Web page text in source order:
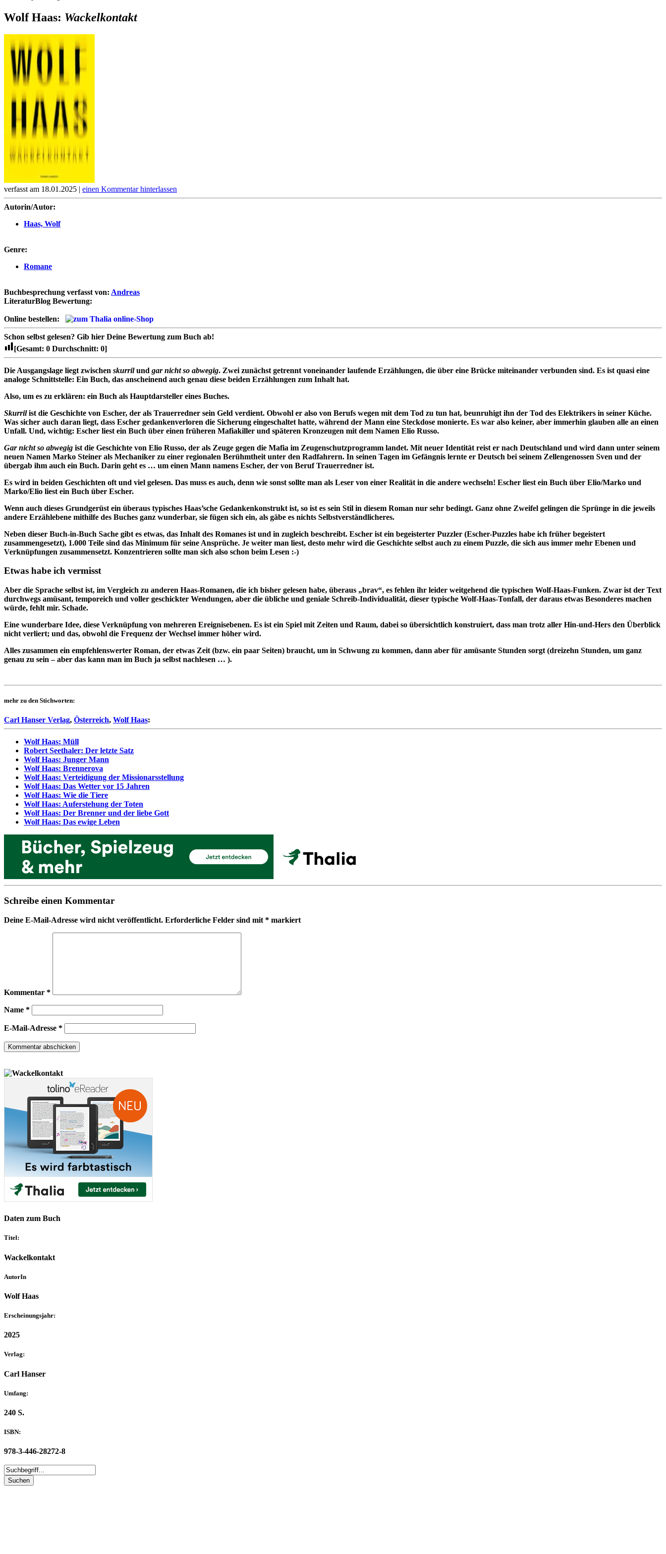
Wolf Haas: Wackelkontakt
verfasst am 18.01.2025 | einen Kommentar hinterlassen
Autorin/Autor:
Haas, Wolf
Genre:
Romane
Buchbesprechung verfasst von: Andreas
LiteraturBlog Bewertung:
Online bestellen:
Schon selbst gelesen? Gib hier Deine Bewertung zum Buch ab!
[Gesamt: 0 Durchschnitt: 0]
Die Ausgangslage liegt zwischen skurrilund gar nicht so abwegig. Zwei zunächst getrennt voneinander laufende Erzählungen, die über eine Brücke miteinander verbunden sind. Es ist quasi eine
analoge Schnittstelle: Ein Buch, das anscheinend auch genau diese beiden Erzählungen zum Inhalt hat.
Also, um es zu erklären: ein Buch als Hauptdarsteller eines Buches.
Skurrilist die Geschichte von Escher, der als Trauerredner sein Geld verdient. Obwohl er also von Berufs wegen mit dem Tod zu tun hat, beunruhigt ihn der Tod des Elektrikers in seiner Küche.
Was sicher auch daran liegt, dass Escher gedankenverloren die Sicherung eingeschaltet hatte, während der Mann eine Steckdose monierte. Es war also keiner, aber immerhin glauben alle an einen
Unfall. Und, wichtig: Escher liest ein Buch über einen früheren Mafiakiller und späteren Kronzeugen mit dem Namen Elio Russo.
Gar nicht so abwegig ist die Geschichte von Elio Russo, der als Zeuge gegen die Mafia im Zeugenschutzprogramm landet. Mit neuer Identität reist er nach Deutschland und wird dann unter seinem
neuen Namen Marko Steiner als Mechaniker zu einer regionalen Berühmtheit unter den Radfahrern. In seinen Tagen im Gefängnis lernte er Deutsch bei seinem Zellengenossen Sven und der
übergab ihm auch ein Buch. Darin geht es … um einen Mann namens Escher, der von Beruf Trauerredner ist.
Es wird in beiden Geschichten oft und viel gelesen. Das muss es auch, denn wie sonst sollte man als Leser von einer Realität in die andere wechseln! Escher liest ein Buch über Elio/Marko und
Marko/Elio liest ein Buch über Escher.
Wenn auch dieses Grundgerüst ein überaus typisches Haas’sche Gedankenkonstrukt ist, so ist es sein Stil in diesem Roman nur sehr bedingt. Ganz ohne Zweifel gelingen die Sprünge in die jeweils
andere Erzählebene mithilfe des Buches ganz wunderbar, sie fügen sich ein, als gäbe es nichts Selbstverständlicheres.
Neben dieser Buch-in-Buch Sache gibt es etwas, das Inhalt des Romanes ist und in zugleich beschreibt. Escher ist ein begeisterter Puzzler (Escher-Puzzles habe ich früher begeistert
zusammengesetzt), 1.000 Teile sind das Minimum für seine Ansprüche. Je weiter man liest, desto mehr wird die Geschichte selbst auch zu einem Puzzle, die sich aus immer mehr Ebenen und
Verknüpfungen zusammensetzt. Konzentrieren sollte man sich also schon beim Lesen :-)
Etwas habe ich vermisst
Aber die Sprache selbst ist, im Vergleich zu anderen Haas-Romanen, die ich bisher gelesen habe, überaus „brav“, es fehlen ihr leider weitgehend die typischen Wolf-Haas-Funken. Zwar ist der Text
durchwegs amüsant, temporeich und voller geschickter Wendungen, aber die übliche und geniale Schreib-Individualität, dieser typische Wolf-Haas-Tonfall, der daraus etwas Besonderes machen
würde, fehlt mir. Schade.
Eine wunderbare Idee, diese Verknüpfung von mehreren Ereignisebenen. Es ist ein Spiel mit Zeiten und Raum, dabei so übersichtlich konstruiert, dass man trotz aller Hin-und-Hers den Überblick
nicht verliert; und das, obwohl die Frequenz der Wechsel immer höher wird.
Alles zusammen ein empfehlenswerter Roman, der etwas Zeit (bzw. ein paar Seiten) braucht, um in Schwung zu kommen, dann aber für amüsante Stunden sorgt (dreizehn Stunden, um ganz
genau zu sein – aber das kann man im Buch ja selbst nachlesen … ).
mehr zu den Stichworten:
Carl Hanser Verlag, Österreich, Wolf Haas:
Wolf Haas: Müll
Robert Seethaler: Der letzte Satz
Wolf Haas: Junger Mann
Wolf Haas: Brennerova
Wolf Haas: Verteidigung der Missionarsstellung
Wolf Haas: Das Wetter vor 15 Jahren
Wolf Haas: Wie die Tiere
Wolf Haas: Auferstehung der Toten
Wolf Haas: Der Brenner und der liebe Gott
Wolf Haas: Das ewige Leben
Schreibe einen Kommentar
Deine E-Mail-Adresse wird nicht veröffentlicht. Erforderliche Felder sind mit * markiert
Kommentar *
Name *
E-Mail-Adresse *
Daten zum Buch
Titel:
Wackelkontakt
AutorIn
Wolf Haas
Erscheinungsjahr:
2025
Verlag:
Carl Hanser
Umfang:
240 S.
ISBN:
978-3-446-28272-8